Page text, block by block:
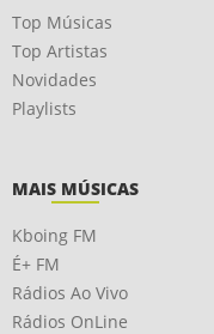
Top Músicas
Top Artistas
Novidades
Playlists
MAIS MÚSICAS
Kboing FM
É+ FM
Rádios Ao Vivo
Rádios OnLine